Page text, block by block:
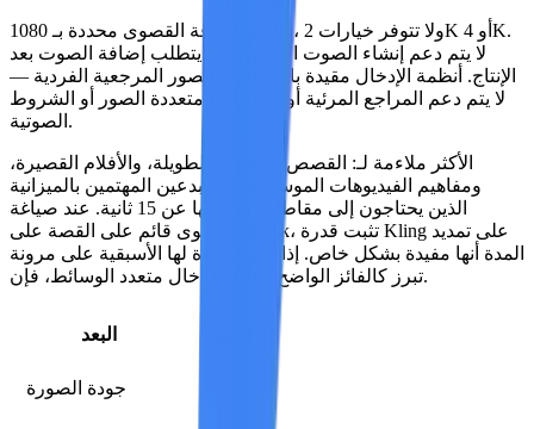
الدقة القصوى محددة بـ 1080p، ولا تتوفر خيارات 2K أو 4K.
لا يتم دعم إنشاء الصوت الأصلي، مما يتطلب إضافة الصوت بعد
الإنتاج. أنظمة الإدخال مقيدة بالنصوص والصور المرجعية الفردية —
لا يتم دعم المراجع المرئية أو المدخلات متعددة الصور أو الشروط
الصوتية.
الأكثر ملاءمة لـ: القصص المصورة الطويلة، والأفلام القصيرة،
ومفاهيم الفيديوهات الموسيقية، والمبدعين المهتمين بالميزانية
الذين يحتاجون إلى مقاطع تزيد مدتها عن 15 ثانية. عند صياغة
محتوى قائم على القصة على TikTok، تثبت قدرة Kling على تمديد
المدة أنها مفيدة بشكل خاص. إذا كانت المدة لها الأسبقية على مرونة
الإدخال متعدد الوسائط، فإن Kling تبرز كالفائز الواضح.
البعد
جودة الصورة